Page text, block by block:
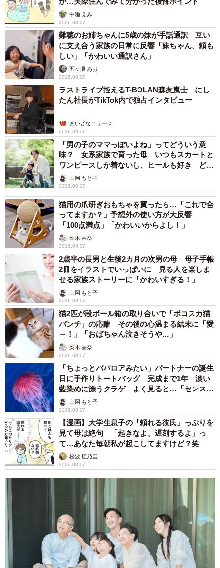
中瀬 えみ
2026.08.07
難聴のお姉ちゃんに5歳の妹が手話通訳 互い
に支え合う家族の日常に反響「妹ちゃん、頼も
しい」「かわいい通訳さん」
五ヶ瀬 あお
2026.08.07
ラストライブ控えるT-BOLAN森友嵐士 にし
たん社長がTikTok内で独占インタビュー
まいどなニュース
2026.08.07
「男の子のママっぽいよね」ってどういう意
味？ 女系家族で育った母 いつもスカートと
ワンピースしか着ないし、ヒールも好き どの
へんが…
山岡 もと子
2026.08.07
猫用の爪研ぎおもちゃを買ったら…「これで合
ってますか？」予想外の使い方が大反響
「100点満点」「かわいいからよし！」
梨木 香奈
2026.08.07
2歳半の長男と生後2カ月の次男の母 母子手帳
2冊をイラストでいっぱいに 見る人を楽しま
せる家族ストーリーに「かわいすぎる！」
山岡 もと子
2026.08.07
猫2匹が段ボール箱の取り合いで「ポコスカ猫
パンチ」の応酬 その後の心温まる結末に「愛
～！」「おばちゃん泣きそうや…」
梨木 香奈
2026.08.07
「ちょっとババロアみたい」パートナーの誕生
日に手作りトートバッグ 完成まで1年 淡い
藍染めに漂うクラゲ よく見ると…「センスす
ごい」山岡 もと子
2026.08.07
【漫画】大学生息子の「頼れる彼氏」っぷりを
見て母は絶句 「起きなよ、遅刻するよ」っ
て…あなた毎朝私が起こしてますけど？笑
松波 穂乃圭
2026.08.07